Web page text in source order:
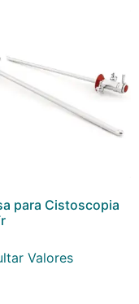
para Cistoscopia
Valores